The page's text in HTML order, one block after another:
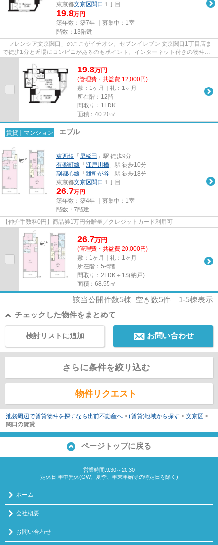
東京都文京区関口 １丁目
19.8万円
築年数：築7年 ｜募集中： 1室
階数：13階建
「フレンシア文京関口」のここがイチオシ。セブンイレブン 文京関口1丁目店ま
で徒歩1分と近場にコンビニがあるのもポイント。インターネット付きの物件で
19.8万円
(管理費・共益費 12,000円)
敷：1ヶ月｜礼：1ヶ月
所在階：12階
間取り：1LDK
面積：40.20㎡
賃貸｜マンション エプル
東西線 「 早稲田 」駅 徒歩9分
有楽町線 「 江戸川橋 」駅 徒歩10分
副都心線 「 雑司が谷 」駅 徒歩18分
東京都文京区関口 １丁目
26.7万円
築年数：築4年 ｜募集中： 1室
階数：7階建
【仲介手数料0円】商品券1万円分贈呈／クレジットカード利用可
26.7万円
(管理費・共益費 20,000円)
敷：1ヶ月｜礼：1ヶ月
所在階：5-6階
間取り：2LDK＋1S(納戸)
面積：68.55㎡
該当公開件数5棟 空き数5件 1-5棟表示
チェックした物件をまとめて
お問い合わせ
検討リストに追加
さらに条件を絞り込む
物件リクエスト
池袋周辺で賃貸物件を探すなら出前不動産へ > (賃貸)地域から探す > 文京区 >
関口の賃貸
ページトップに戻る
営業時間:9:30～20:30
定休日:年中無休(GW、夏季、年末年始等の特定日を除く)
ホーム
会社概要
お問い合わせ